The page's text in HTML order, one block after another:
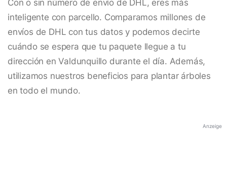
Con o sin número de envío de DHL, eres más
inteligente con parcello. Comparamos millones de
envíos de DHL con tus datos y podemos decirte
cuándo se espera que tu paquete llegue a tu
dirección en Valdunquillo durante el día. Además,
utilizamos nuestros beneficios para plantar árboles
en todo el mundo.
Anzeige